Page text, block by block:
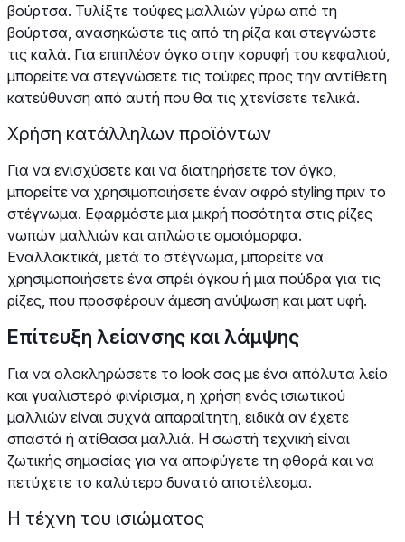
βούρτσα. Τυλίξτε τούφες μαλλιών γύρω από τη
βούρτσα, ανασηκώστε τις από τη ρίζα και στεγνώστε
τις καλά. Για επιπλέον όγκο στην κορυφή του κεφαλιού,
μπορείτε να στεγνώσετε τις τούφες προς την αντίθετη
κατεύθυνση από αυτή που θα τις χτενίσετε τελικά.
Χρήση κατάλληλων προϊόντων
Για να ενισχύσετε και να διατηρήσετε τον όγκο,
μπορείτε να χρησιμοποιήσετε έναν αφρό styling πριν το
στέγνωμα. Εφαρμόστε μια μικρή ποσότητα στις ρίζες
νωπών μαλλιών και απλώστε ομοιόμορφα.
Εναλλακτικά, μετά το στέγνωμα, μπορείτε να
χρησιμοποιήσετε ένα σπρέι όγκου ή μια πούδρα για τις
ρίζες, που προσφέρουν άμεση ανύψωση και ματ υφή.
Επίτευξη λείανσης και λάμψης
Για να ολοκληρώσετε το look σας με ένα απόλυτα λείο
και γυαλιστερό φινίρισμα, η χρήση ενός ισιωτικού
μαλλιών είναι συχνά απαραίτητη, ειδικά αν έχετε
σπαστά ή ατίθασα μαλλιά. Η σωστή τεχνική είναι
ζωτικής σημασίας για να αποφύγετε τη φθορά και να
πετύχετε το καλύτερο δυνατό αποτέλεσμα.
Η τέχνη του ισιώματος